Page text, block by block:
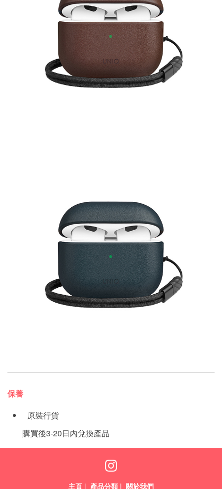
保養
原裝行貨
購買後3-20日內兌換產品
主頁 | 產品分類 | 關於我們